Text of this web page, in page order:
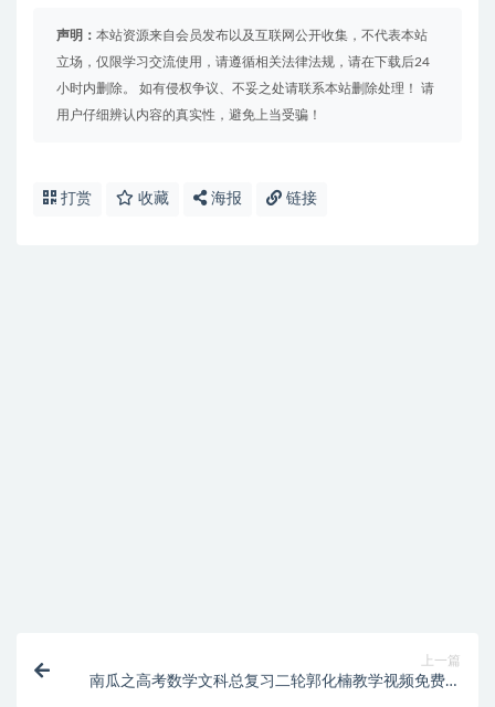
声明： 本站资源来自会员发布以及互联网公开收集，不代表本站
立场，仅限学习交流使用，请遵循相关法律法规，请在下载后24
小时内删除。 如有侵权争议、不妥之处请联系本站删除处理！ 请
用户仔细辨认内容的真实性，避免上当受骗！
打赏 收藏 海报 链接
上一篇
南瓜之高考数学文科总复习二轮郭化楠教学视频免费观